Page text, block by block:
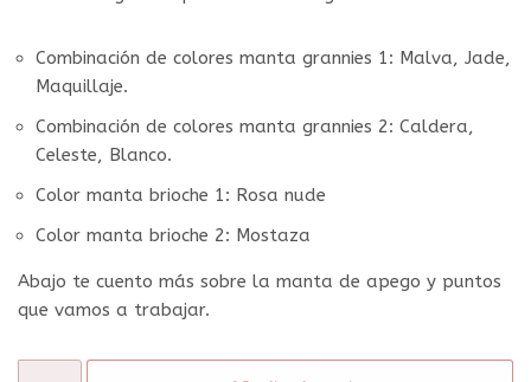
Combinación de colores manta grannies 1: Malva, Jade,
Maquillaje.
Combinación de colores manta grannies 2: Caldera,
Celeste, Blanco.
Color manta brioche 1: Rosa nude
Color manta brioche 2: Mostaza
Abajo te cuento más sobre la manta de apego y puntos
que vamos a trabajar.